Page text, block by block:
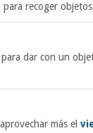
recoger
para dar con un
más el